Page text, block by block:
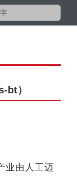
bt）
业由人工迈